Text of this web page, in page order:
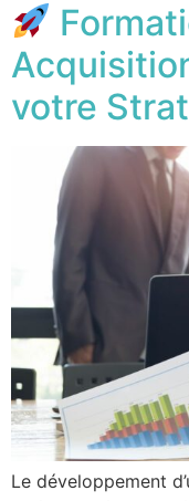
votre
Le développement